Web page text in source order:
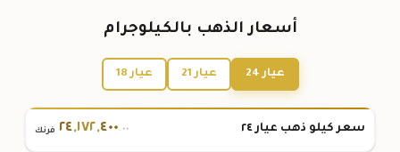
أسعار الذهب بالكيلوجرام
عيار 24 عيار 21 عيار 18
سعر كيلو ذهب عيار ٢٤ ٢٤,١٧٢ ,٤٠٠.٠٠ فرنك